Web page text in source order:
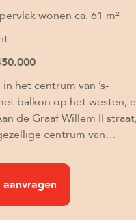
wonen ca. 61 m²
het centrum van ’s-
balkon op het westen,
de Graaf Willem II
centrum van…